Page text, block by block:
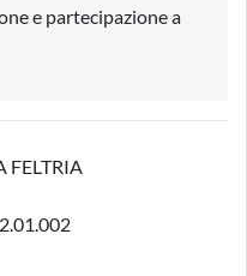
e partecipazione a
FELTRIA